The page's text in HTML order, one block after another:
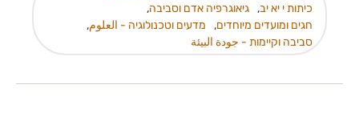
כיתות י יא יב, גיאוגרפיה אדם וסביבה,
חגים ומועדים מיוחדים, מדעים וטכנולוגיה - العلوم,
סביבה וקיימות - جودة البيئة